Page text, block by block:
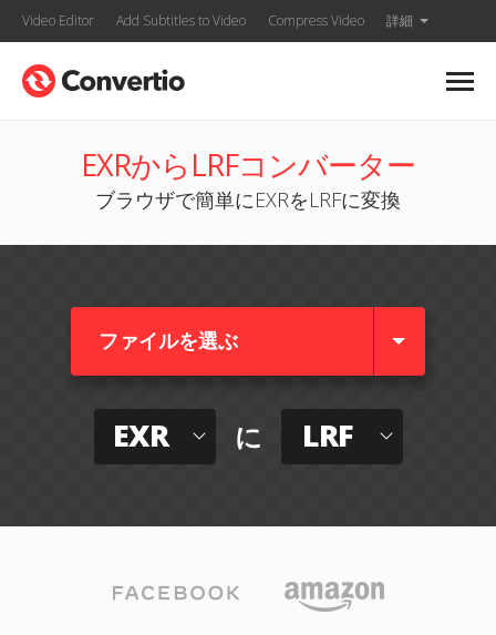
Video Editor Add Subtitles to Video Compress Video 詳細
EXRからLRFコンバーター
ブラウザで簡単にEXRをLRFに変換
ファイルを選ぶ
EXR に LRF